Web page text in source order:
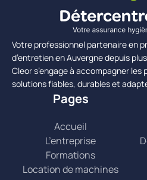
Votre professionnel partenaire en
d’entretien en Auvergne depuis
Cleor s’engage à accompagner
solutions fiables, durables et
Pages
Accueil
L’entreprise
Formations
Location de machines